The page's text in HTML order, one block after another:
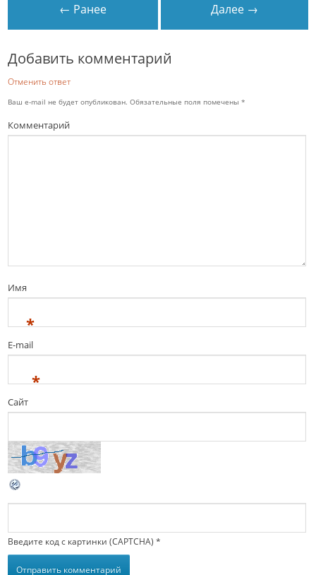
← Ранее Далее →
Добавить комментарий
Отменить ответ
Ваш e-mail не будет опубликован. Обязательные поля помечены*
Комментарий
Имя
*
E-mail
*
Сайт
Введите код с картинки (CAPTCHA) *